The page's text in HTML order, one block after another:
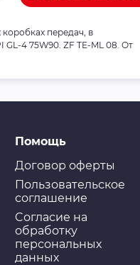
передач, в
GL-4 75W90. ZF TE-ML 08. От
Помощь
Договор оферты
Пользовательское
соглашение
Cогласие на
обработку
персональных
данных